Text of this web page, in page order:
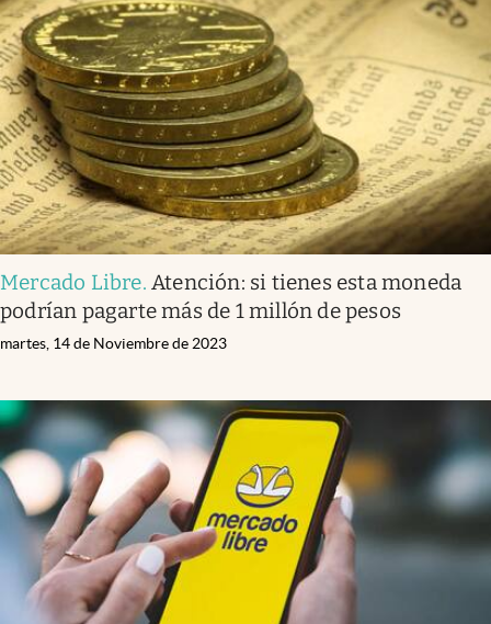
Mercado Libre.Atención: si tienes esta moneda
podrían pagarte más de 1 millón de pesos
martes, 14 de Noviembre de 2023